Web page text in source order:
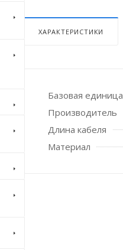
ХАРАКТЕРИСТИКИ
Базовая единица
Производитель
Длина кабеля
Материал